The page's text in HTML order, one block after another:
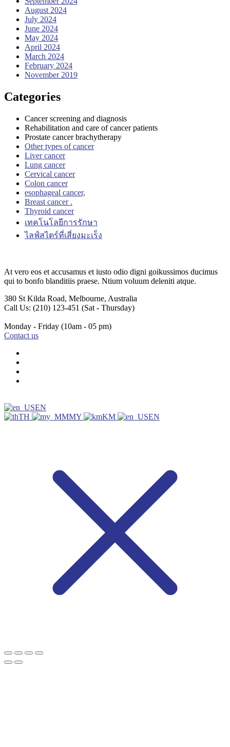
August 2024
July 2024
June 2024
May 2024
April 2024
March 2024
February 2024
November 2019
Categories
Cancer screening and diagnosis
Rehabilitation and care of cancer patients
Prostate cancer brachytherapy
Other types of cancer
Liver cancer
Lung cancer
Cervical cancer
Colon cancer
esophageal cancer,
Breast cancer .
Thyroid cancer
เทคโนโลยีการรักษา
ไลฟ์สไตร์ที่เสี่ยงมะเร็ง
At vero eos et accusamus et iusto odio digni goikussimos ducimus
qui to bonfo blanditiis praese. Ntium voluum deleniti atque.
380 St Kilda Road, Melbourne, Australia
Call Us: (210) 123-451 (Sat - Thursday)
Monday - Friday (10am - 05 pm)
Contact us
EN
TH
MY KM EN